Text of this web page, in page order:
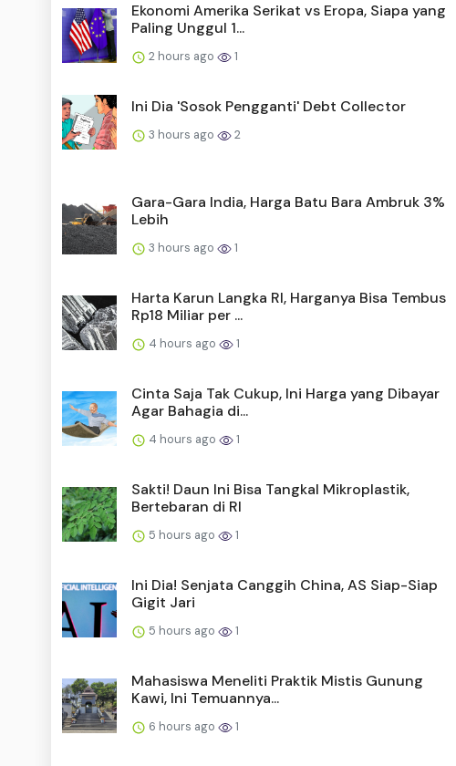
Ekonomi Amerika Serikat vs Eropa, Siapa yang
Paling Unggul 1...
2 hours ago 1
Ini Dia 'Sosok Pengganti' Debt Collector
3 hours ago 2
Gara-Gara India, Harga Batu Bara Ambruk 3%
Lebih
3 hours ago 1
Harta Karun Langka RI, Harganya Bisa Tembus
Rp18 Miliar per ...
4 hours ago 1
Cinta Saja Tak Cukup, Ini Harga yang Dibayar
Agar Bahagia di...
4 hours ago 1
Sakti! Daun Ini Bisa Tangkal Mikroplastik,
Bertebaran di RI
5 hours ago 1
Ini Dia! Senjata Canggih China, AS Siap-Siap
Gigit Jari
5 hours ago 1
Mahasiswa Meneliti Praktik Mistis Gunung
Kawi, Ini Temuannya...
6 hours ago 1